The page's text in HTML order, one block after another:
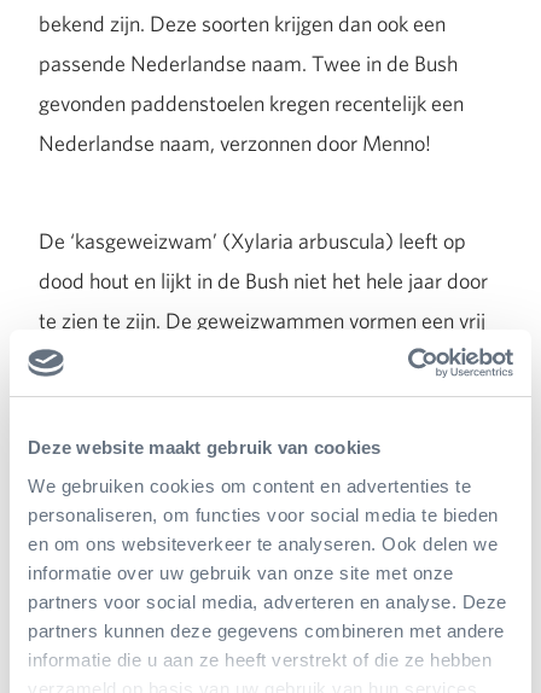
Deze website maakt gebruik van cookies
We gebruiken cookies om content en advertenties te
personaliseren, om functies voor social media te bieden
en om ons websiteverkeer te analyseren. Ook delen we
informatie over uw gebruik van onze site met onze
partners voor social media, adverteren en analyse. Deze
partners kunnen deze gegevens combineren met andere
informatie die u aan ze heeft verstrekt of die ze hebben
verzameld op basis van uw gebruik van hun services.
bekend zijn. Deze soorten krijgen dan ook een
passende Nederlandse naam. Twee in de Bush
gevonden paddenstoelen kregen recentelijk een
Nederlandse naam, verzonnen door Menno!
De ‘kasgeweizwam’ (Xylaria arbuscula) leeft op
dood hout en lijkt in de Bush niet het hele jaar door
te zien te zijn. De geweizwammen vormen een vrij
grote groep paddenstoelen. Deze soort is tot nu toe
in Europa echter alleen maar in enkele warme
plantenkassen gevonden. En ook het kleine
paddenstoeltje Mycena hawaiiensis, met een
ivoorkleurig hoedje zo groot als een speldenknop,
kreeg een naam: alohamycena. Deze soort is voor
het eerst waargenomen op Hawaii, vandaar
natuurlijk de naam. Ook in Zuid-Amerika komt ze
voor en nu dus ook in onze Bush! De alohamycena is